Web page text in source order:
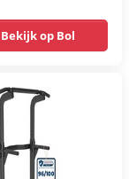
Bekijk op Bol